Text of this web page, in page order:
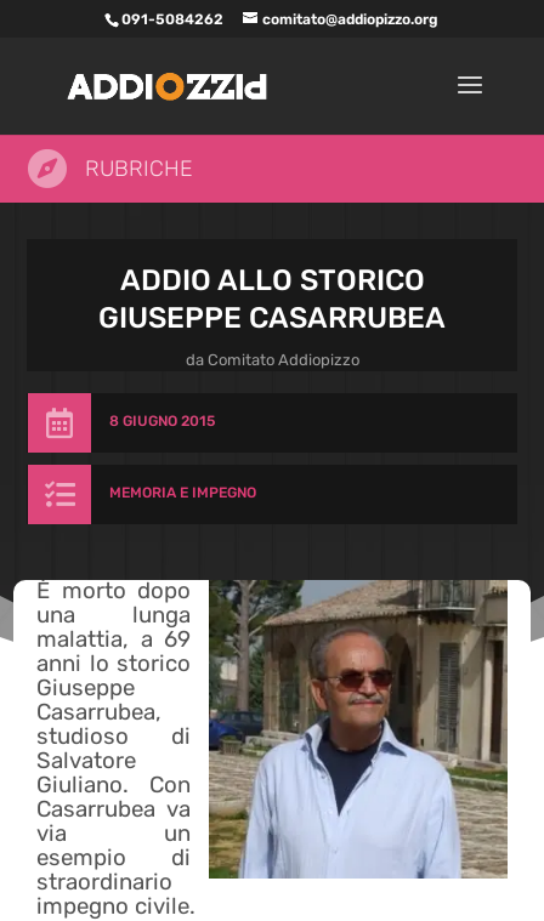
091-5084262 comitato@addiopizzo.org
 RUBRICHE
ADDIO ALLO STORICO
GIUSEPPE CASARRUBEA
da Comitato Addiopizzo
 8 GIUGNO 2015
 MEMORIA E IMPEGNO
È morto dopo
una lunga
malattia, a 69
anni lo storico
Giuseppe
Casarrubea,
studioso di
Salvatore
Giuliano. Con
Casarrubea va
via un
esempio di
straordinario
impegno civile.